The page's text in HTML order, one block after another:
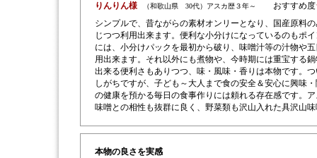
りんりん様
（和歌山県 30代）アスカ歴３年～ おすすめ度
シンプルで、昔ながらの素材オンリーとなり、国産原料
じつつ利用出来ます。便利な小分けになっているのもポ
には、小分けパックを最初から破り、味噌汁等の汁物や
用出来ます。それ以外にも煮物や、今時期には重宝する
出来る便利さもありつつ、味・風味・香りは本物です。
しがちですが、子ども～大人まで食の安全＆安心に興味
の健康を預かる毎日の食事作りには頼れる存在感です。
味噌との相性も抜群に良く、野菜類も沢山入れた具沢山
本物の良さを実感